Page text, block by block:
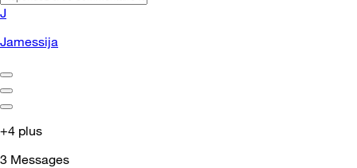
J
Jamessija
+4 plus
3 Messages